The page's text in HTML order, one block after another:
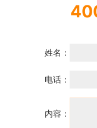
姓名：
电话：
内容：